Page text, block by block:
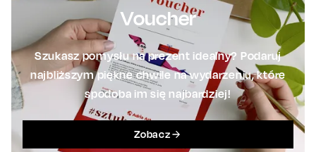
Voucher
Szukasz pomysłu na prezent idealny? Podaruj
najbliższym piękne chwile na wydarzeniu, które
spodoba im się najbardziej!
Zobacz